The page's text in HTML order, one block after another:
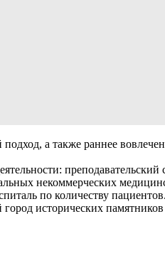
а также раннее
некоммерческих
по количеству пациентов.
исторических